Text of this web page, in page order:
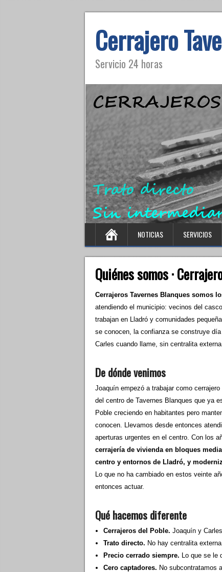
Cerrajero
Servicio 24 horas
NOTICIAS SERVICIOS
Quiénes somos ·
Cerrajeros Tavernes Blanques somos
atendiendo el municipio: vecinos del
trabajan en Lladró y comunidades
se conocen, la confianza se construye
Carles cuando llame, sin centralita
De dónde venimos
Joaquín empezó a trabajar como
del centro de Tavernes Blanques que ya
Poble creciendo en habitantes pero
conocen. Llevamos desde entonces
aperturas urgentes en el centro. Con los
cerrajería de vivienda en bloques
centro y entornos de Lladró, y
Lo que no ha cambiado en estos veinte
entonces actuar.
Qué hacemos diferente
Cerrajeros del Poble. Joaquín y
Trato directo. No hay centralita
Precio cerrado siempre. Lo que se le
Cero captadores. No subcontratamos